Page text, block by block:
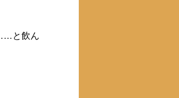
と飲ん